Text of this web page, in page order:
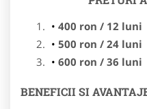
400 ron / 12 luni
500 ron / 24 luni
600 ron / 36 luni
BENEFICII SI